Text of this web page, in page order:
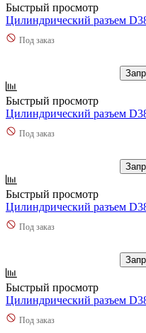
Быстрый просмотр
Цилиндрический разъем
Под заказ
Быстрый просмотр
Цилиндрический разъем
Под заказ
Быстрый просмотр
Цилиндрический разъем
Под заказ
Быстрый просмотр
Цилиндрический разъем
Под заказ